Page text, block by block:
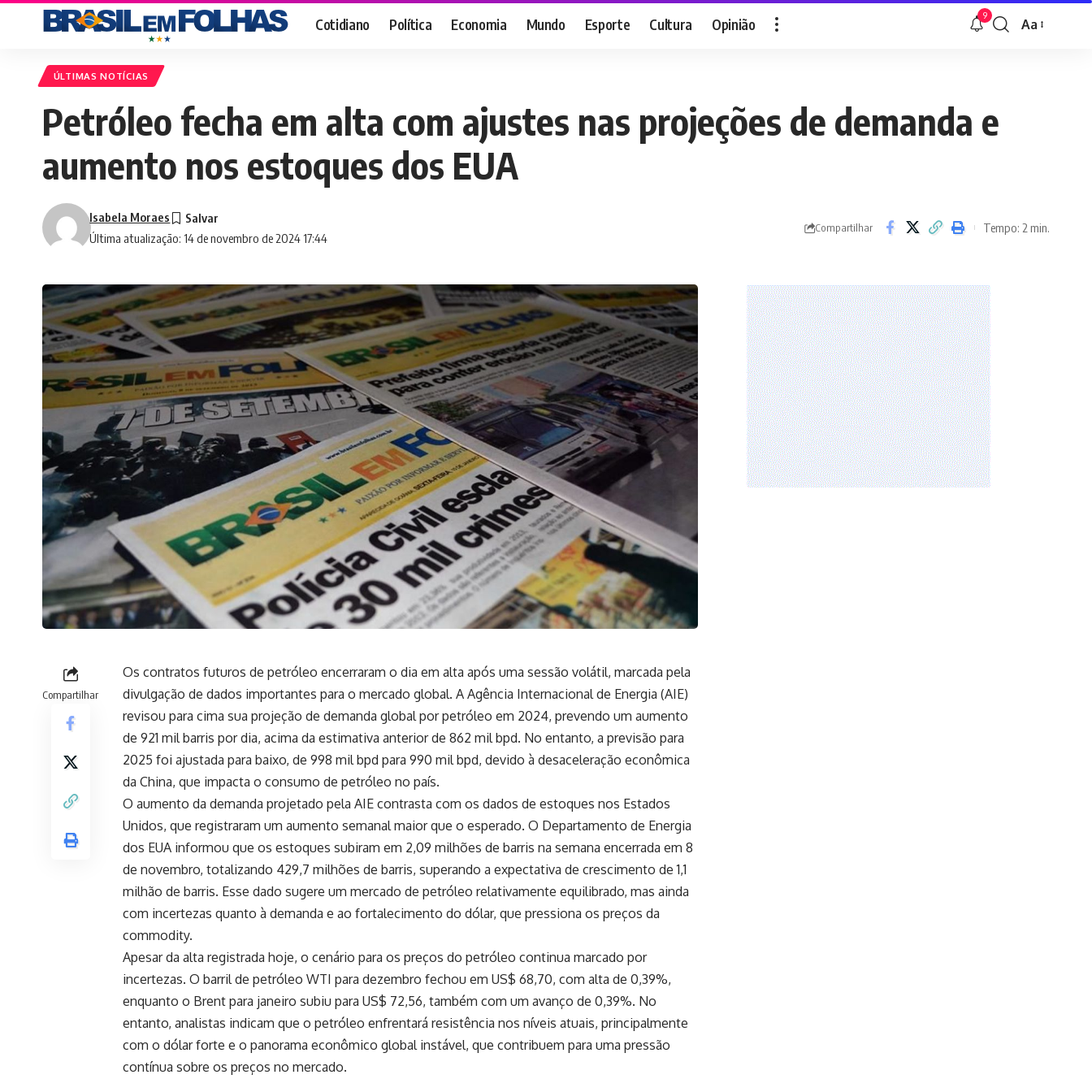
Cotidiano Política Economia Mundo Esporte Cultura Opinião 9
Font
Aa
ÚLTIMAS NOTÍCIAS
Petróleo fecha em alta com ajustes nas projeções de demanda e
aumento nos estoques dos EUA
Última atualização: 14 de novembro de 2024 17:44
Isabela Moraes
Compartilhar Tempo: 2 min.
Compartilhar
Os contratos futuros de petróleo encerraram o dia em alta após uma sessão volátil, marcada pela
divulgação de dados importantes para o mercado global. A Agência Internacional de Energia (AIE)
revisou para cima sua projeção de demanda global por petróleo em 2024, prevendo um aumento
de 921 mil barris por dia, acima da estimativa anterior de 862 mil bpd. No entanto, a previsão para
2025 foi ajustada para baixo, de 998 mil bpd para 990 mil bpd, devido à desaceleração econômica
da China, que impacta o consumo de petróleo no país.
O aumento da demanda projetado pela AIE contrasta com os dados de estoques nos Estados
Unidos, que registraram um aumento semanal maior que o esperado. O Departamento de Energia
dos EUA informou que os estoques subiram em 2,09 milhões de barris na semana encerrada em 8
de novembro, totalizando 429,7 milhões de barris, superando a expectativa de crescimento de 1,1
milhão de barris. Esse dado sugere um mercado de petróleo relativamente equilibrado, mas ainda
com incertezas quanto à demanda e ao fortalecimento do dólar, que pressiona os preços da
commodity.
Apesar da alta registrada hoje, o cenário para os preços do petróleo continua marcado por
incertezas. O barril de petróleo WTI para dezembro fechou em US$ 68,70, com alta de 0,39%,
enquanto o Brent para janeiro subiu para US$ 72,56, também com um avanço de 0,39%. No
entanto, analistas indicam que o petróleo enfrentará resistência nos níveis atuais, principalmente
com o dólar forte e o panorama econômico global instável, que contribuem para uma pressão
contínua sobre os preços no mercado.